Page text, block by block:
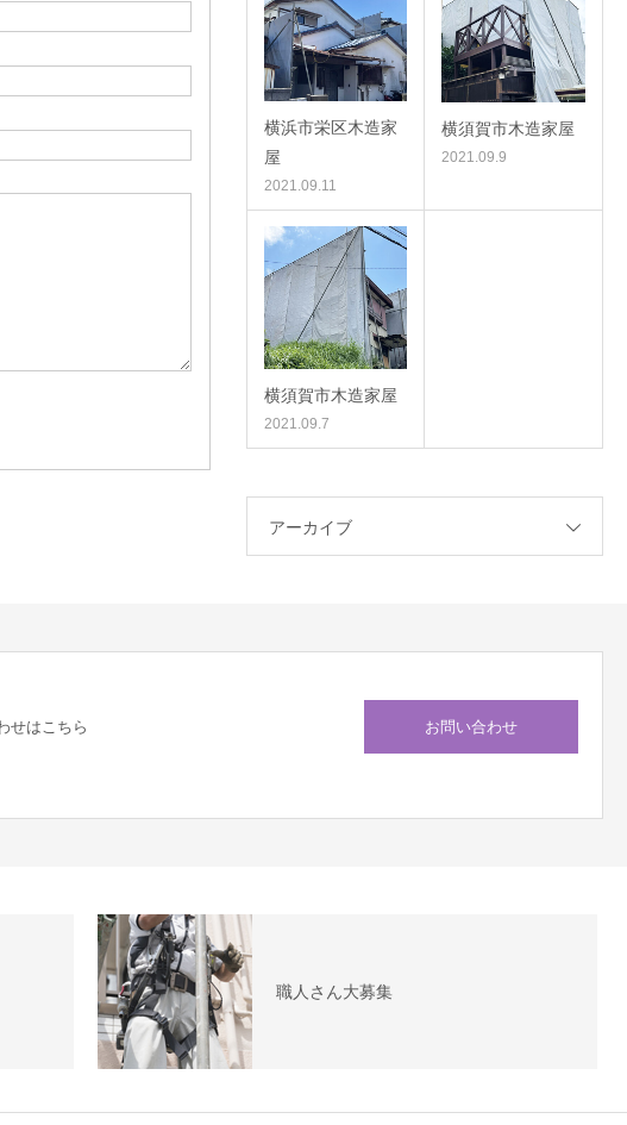
横浜市栄区木造家
屋
2021.09.11
横須賀市木造家屋
2021.09.9
横須賀市木造家屋
2021.09.7
アーカイブ
せはこちら お問い合わせ
職人さん大募集